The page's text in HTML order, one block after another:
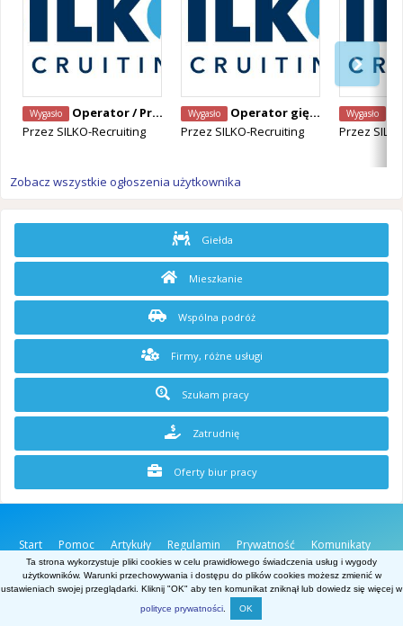
Wygasło
Operator / Programista CNC Mazak – Alken, Belgia
Przez SILKO-Recruiting
Wygasło
Operator giętarki CNC – Staden, Belgia
Przez SILKO-Recruiting
Wygasło
Przez
Zobacz wszystkie ogłoszenia użytkownika
Giełda
Mieszkanie
Wspólna podróż
Firmy, różne usługi
Szukam pracy
Zatrudnię
Oferty biur pracy
Start Pomoc Artykuły Regulamin Prywatność
Komunikaty
O stronie
Kontakt
Belgia.net
Powered by Invision Community
Ta strona wykorzystuje pliki cookies w celu prawidłowego świadczenia usług i wygody
użytkowników. Warunki przechowywania i dostępu do plików cookies możesz zmienić w
ustawieniach swojej przeglądarki. Kliknij "OK" aby ten komunikat zniknął lub dowiedz się więcej w
polityce prywatności. OK